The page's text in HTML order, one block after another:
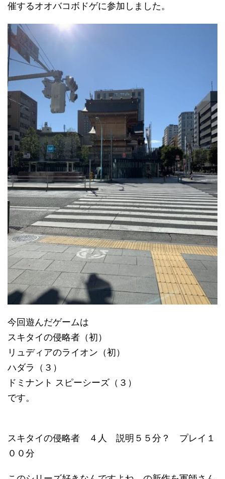
催するオオバコボドゲに参加しました。
今回遊んだゲームは
スキタイの侵略者（初）
リュディアのライオン（初）
ハダラ（３）
ドミナント スピーシーズ（３）
です。
スキタイの侵略者 ４人 説明５５分？ プレイ１
００分